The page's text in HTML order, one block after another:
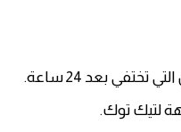
بعد 24 ساعة.
لتيك توك.